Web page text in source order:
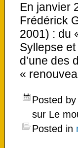
En janvier
Frédérick
2001) : du
Syllepse et
d’une des
«
Posted
sur Le
Posted in